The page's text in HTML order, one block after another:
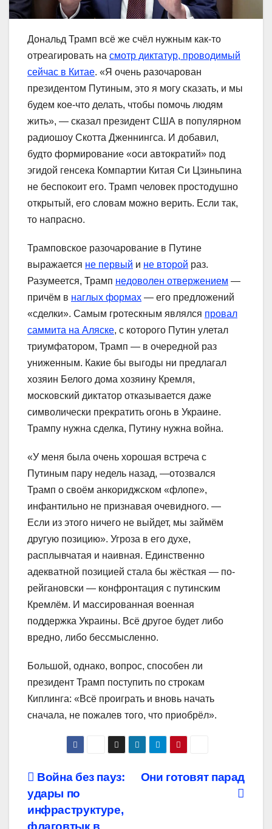
Дональд Трамп всё же счёл нужным как-то
отреагировать на смотр диктатур, проводимый
сейчас в Китае. «Я очень разочарован
президентом Путиным, это я могу сказать, и мы
будем кое-что делать, чтобы помочь людям
жить», — сказал президент США в популярном
радиошоу Скотта Дженнингса. И добавил,
будто формирование «оси автократий» под
эгидой генсека Компартии Китая Си Цзиньпина
не беспокоит его. Трамп человек простодушно
открытый, его словам можно верить. Если так,
то напрасно.
Трамповское разочарование в Путине
выражается не первый и не второй раз.
Разумеется, Трамп недоволен отвержением —
причём в наглых формах — его предложений
«сделки». Самым гротескным являлся провал
саммита на Аляске, с которого Путин улетал
триумфатором, Трамп — в очередной раз
униженным. Какие бы выгоды ни предлагал
хозяин Белого дома хозяину Кремля,
московский диктатор отказывается даже
символически прекратить огонь в Украине.
Трампу нужна сделка, Путину нужна война.
«У меня была очень хорошая встреча с
Путиным пару недель назад, —отозвался
Трамп о своём анкориджском «флопе»,
инфантильно не признавая очевидного. —
Если из этого ничего не выйдет, мы займём
другую позицию». Угроза в его духе,
расплывчатая и наивная. Единственно
адекватной позицией стала бы жёсткая — по-
рейгановски — конфронтация с путинским
Кремлём. И массированная военная
поддержка Украины. Всё другое будет либо
вредно, либо бессмысленно.
Большой, однако, вопрос, способен ли
президент Трамп поступить по строкам
Киплинга: «Всё проиграть и вновь начать
сначала, не пожалев того, что приобрёл».
Навигация
по
Они готовят парад
Война без пауз:
удары по
инфраструктуре,
флаговтык в